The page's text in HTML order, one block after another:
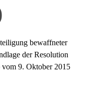
bewaffneter
der Resolution
vom 9. Oktober 2015